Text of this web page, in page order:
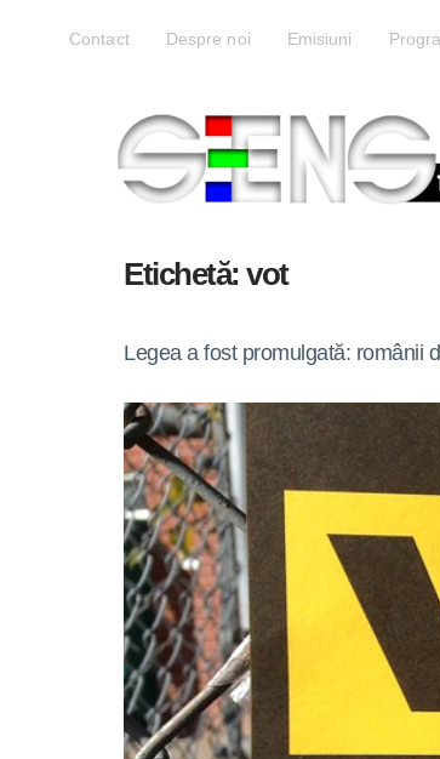
Contact Despre noi Emisiuni
Etichetă: vot
Legea a fost promulgată: românii